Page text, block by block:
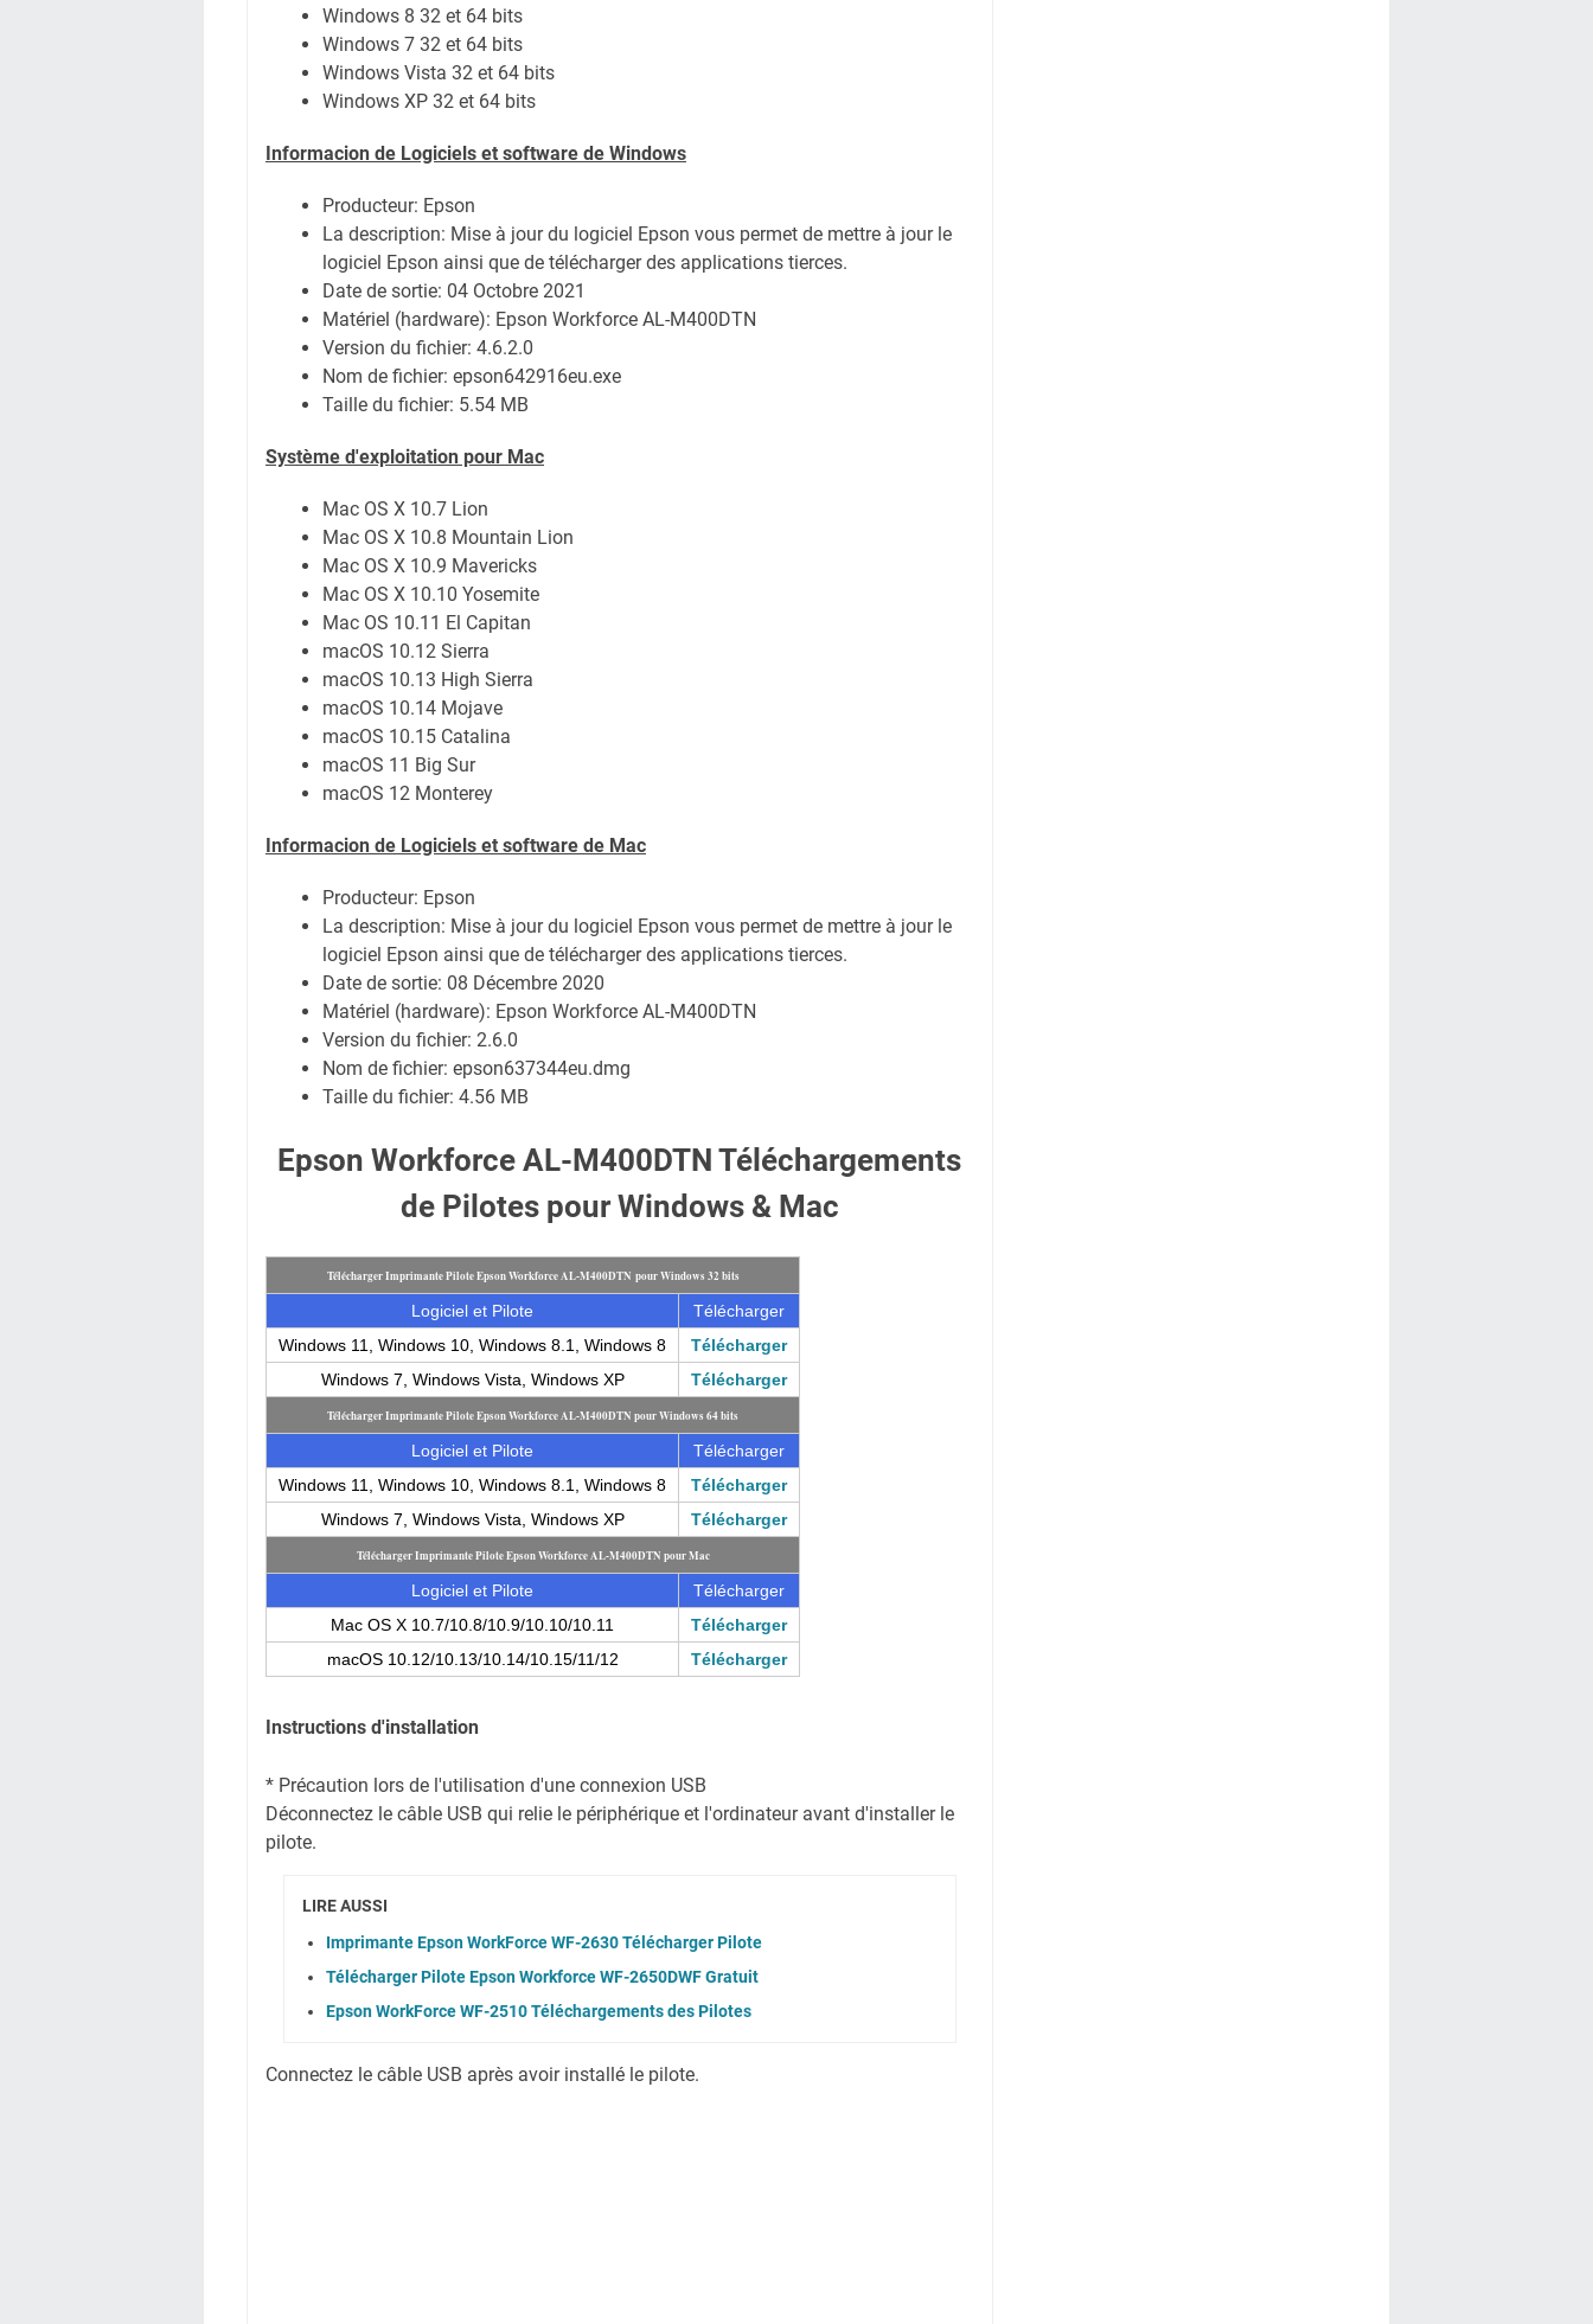
Windows 8 32 et 64 bits
Windows 7 32 et 64 bits
Windows Vista 32 et 64 bits
Windows XP 32 et 64 bits
Informacion de Logiciels et software de Windows
Producteur: Epson
La description: Mise à jour du logiciel Epson vous permet de mettre à jour le
logiciel Epson ainsi que de télécharger des applications tierces.
Date de sortie: 04 Octobre 2021
Matériel (hardware): Epson Workforce AL-M400DTN
Version du fichier: 4.6.2.0
Nom de fichier: epson642916eu.exe
Taille du fichier: 5.54 MB
Système d'exploitation pour Mac
Mac OS X 10.7 Lion
Mac OS X 10.8 Mountain Lion
Mac OS X 10.9 Mavericks
Mac OS X 10.10 Yosemite
Mac OS 10.11 El Capitan
macOS 10.12 Sierra
macOS 10.13 High Sierra
macOS 10.14 Mojave
macOS 10.15 Catalina
macOS 11 Big Sur
macOS 12 Monterey
Informacion de Logiciels et software de Mac
Producteur: Epson
La description: Mise à jour du logiciel Epson vous permet de mettre à jour le
logiciel Epson ainsi que de télécharger des applications tierces.
Date de sortie: 08 Décembre 2020
Matériel (hardware): Epson Workforce AL-M400DTN
Version du fichier: 2.6.0
Nom de fichier: epson637344eu.dmg
Taille du fichier: 4.56 MB
Epson Workforce AL-M400DTN Téléchargements
de Pilotes pour Windows & Mac
Télécharger Imprimante Pilote Epson Workforce AL-M400DTN pour Windows 32 bits
Logiciel et Pilote
Télécharger
Windows 11, Windows 10, Windows 8.1, Windows 8
Télécharger
Windows 7, Windows Vista, Windows XP
Télécharger
Télécharger Imprimante Pilote Epson Workforce AL-M400DTN pour Windows 64 bits
Logiciel et Pilote
Télécharger
Windows 11, Windows 10, Windows 8.1, Windows 8
Télécharger
Windows 7, Windows Vista, Windows XP
Télécharger
Télécharger Imprimante Pilote Epson Workforce AL-M400DTN pour Mac
Logiciel et Pilote
Télécharger
Mac OS X 10.7/10.8/10.9/10.10/10.11
Télécharger
macOS 10.12/10.13/10.14/10.15/11/12
Télécharger
Instructions d'installation
* Précaution lors de l'utilisation d'une connexion USB
Déconnectez le câble USB qui relie le périphérique et l'ordinateur avant d'installer le
pilote.
LIRE AUSSI
Imprimante Epson WorkForce WF-2630 Télécharger Pilote
Télécharger Pilote Epson Workforce WF-2650DWF Gratuit
Epson WorkForce WF-2510 Téléchargements des Pilotes
Connectez le câble USB après avoir installé le pilote.